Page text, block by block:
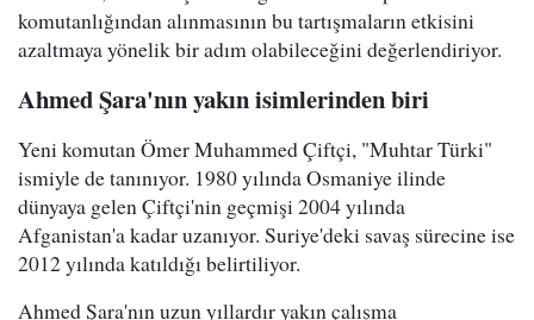
komutanlığından alınmasının bu tartışmaların etkisini
azaltmaya yönelik bir adım olabileceğini değerlendiriyor.
Ahmed Şara'nın yakın isimlerinden biri
Yeni komutan Ömer Muhammed Çiftçi, "Muhtar Türki"
ismiyle de tanınıyor. 1980 yılında Osmaniye ilinde
dünyaya gelen Çiftçi'nin geçmişi 2004 yılında
Afganistan'a kadar uzanıyor. Suriye'deki savaş sürecine ise
2012 yılında katıldığı belirtiliyor.
Ahmed Şara'nın uzun yıllardır yakın çalışma